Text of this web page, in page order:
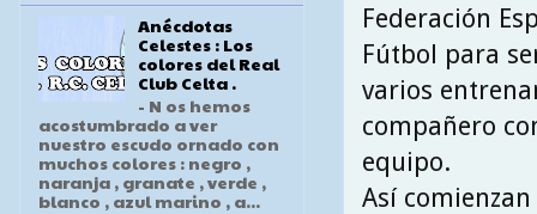
Federación
Fútbol para
varios
compañero
equipo.
Así
Anécdotas
Celestes : Los
colores del Real
Club Celta .
- N os hemos
acostumbrado a ver
nuestro escudo ornado con
muchos colores : negro ,
naranja , granate , verde ,
blanco , azul marino , a...